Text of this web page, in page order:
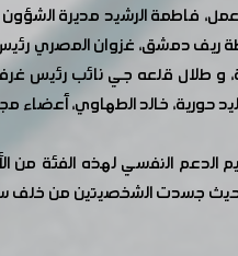
فاطمة الرشيد مديرة
ريف دمشق، غزوان المصري
و طلال قلعه جي نائب رئيس
خالد الطهاوي، أعضاء
النفسي لهذه الفئة من
جسدت الشخصيتين من خلف